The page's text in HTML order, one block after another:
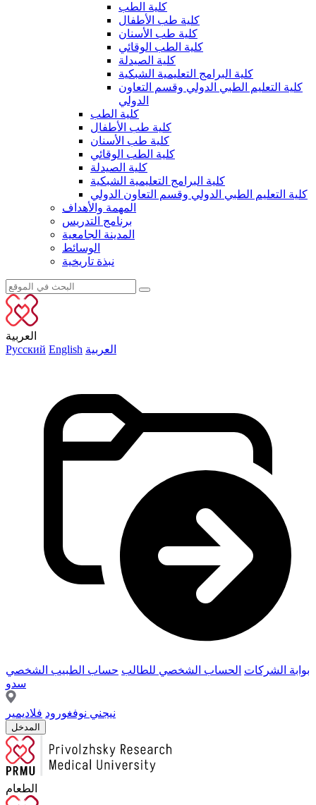
كلية الطب
كلية طب الأطفال
كلية طب الأسنان
كلية الطب الوقائي
كلية الصيدلة
كلية البرامج التعليمية الشبكية
كلية التعليم الطبي الدولي وقسم التعاون
الدولي
كلية الطب
كلية طب الأطفال
كلية طب الأسنان
كلية الطب الوقائي
كلية الصيدلة
كلية البرامج التعليمية الشبكية
كلية التعليم الطبي الدولي وقسم التعاون الدولي
المهمة والأهداف
برنامج التدريس
المدينة الجامعية
الوسائط
نبذة تاريخية
العربية
Русский English العربية
بوابة الشركات الحساب الشخصي للطالب حساب الطبيب الشخصي
سدو
نيجني نوفغورود فلاديمير
المدخل
الطعام